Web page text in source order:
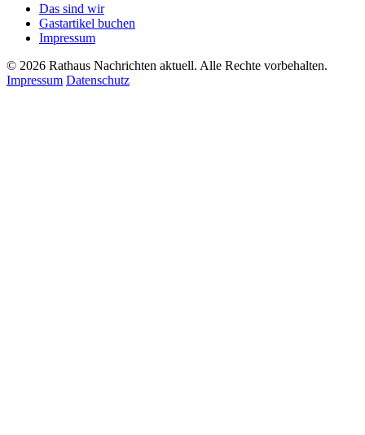
Das sind wir
Gastartikel buchen
Impressum
© 2026 Rathaus Nachrichten aktuell. Alle Rechte vorbehalten.
Impressum Datenschutz